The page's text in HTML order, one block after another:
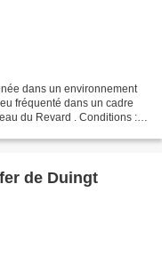
dans un environnement
fréquenté dans un cadre
du Revard . Conditions :
de Duingt